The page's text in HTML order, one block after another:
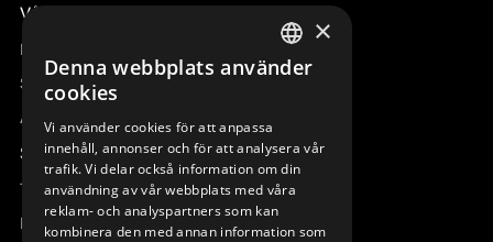
Våra radiostyrningar – översikt
Remotus
Sesam
Access_Ctrl
Support
Teknisk support
Boka service
SWEDISH
DEUTSCH
×
Denna webbplats använder
cookies
Vi använder cookies för att anpassa
innehåll, annonser och för att analysera vår
trafik. Vi delar också information om din
användning av vår webbplats med våra
reklam- och analyspartners som kan
kombinera den med annan information som